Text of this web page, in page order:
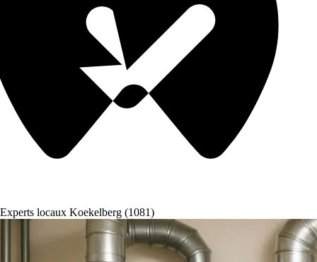
Experts locaux Koekelberg (1081)